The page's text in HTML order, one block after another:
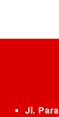
Jl.